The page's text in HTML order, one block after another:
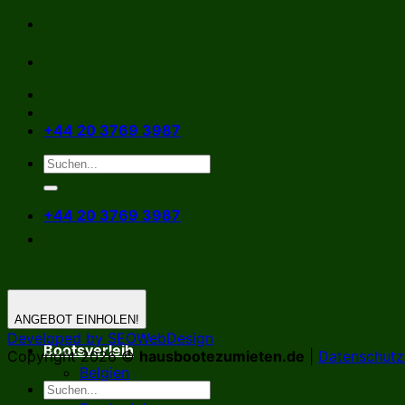
Zum
springen
+44 20 3769 3987
+44 20 3769 3987
Bootsverleih
Belgien
Deutschland
ANGEBOT EINHOLEN!
Developed by SEOWebDesign
Copyright 2026 © hausbootezumieten.de